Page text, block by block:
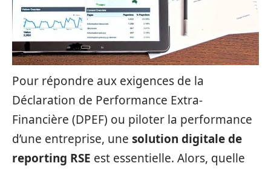
Pour répondre aux exigences de la
Déclaration de Performance Extra-
Financière (DPEF) ou piloter la performance
d’une entreprise, une solution digitale de
reporting RSE est essentielle. Alors, quelle